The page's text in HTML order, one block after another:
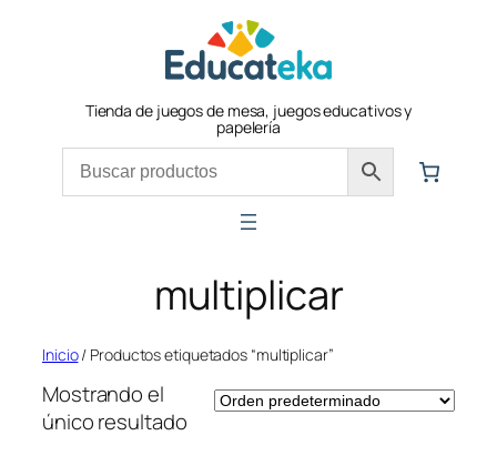
Tienda de juegos de mesa, juegos educativos y
papelería
multiplicar
Inicio/ Productos etiquetados “multiplicar”
Mostrando el
único resultado